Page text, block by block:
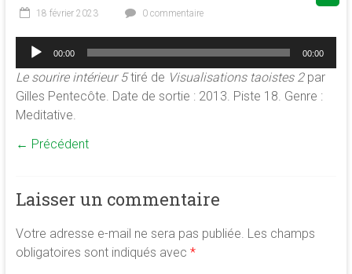
conscience
de
développement
de
association
et
des
ressources
18 février 2023 0 commentaire
Lecteur
audio
00:00 00:00
Le sourire intérieur 5tiré de Visualisations taoistes 2par
Gilles Pentecôte. Date de sortie : 2013. Piste 18. Genre :
Meditative.
← Précédent
Laisser un commentaire
Votre adresse e-mail ne sera pas publiée. Les champs
obligatoires sont indiqués avec *